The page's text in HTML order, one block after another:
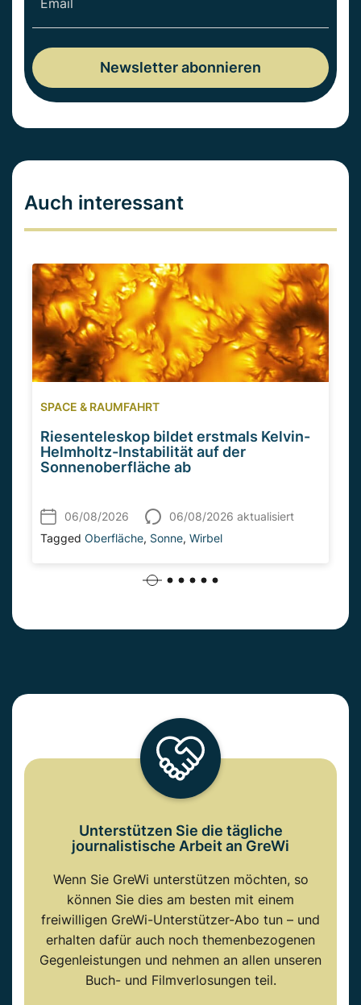
Auch interessant
SPACE & RAUMFAHRT
Riesenteleskop bildet erstmals Kelvin-
Helmholtz-Instabilität auf der
Sonnenoberfläche ab
06/08/2026
06/08/2026 aktualisiert
Tagged Oberfläche, Sonne, Wirbel
Unterstützen Sie die tägliche
journalistische Arbeit an GreWi
Wenn Sie GreWi unterstützen möchten, so
können Sie dies am besten mit einem
freiwilligen GreWi-Unterstützer-Abo tun – und
erhalten dafür auch noch themenbezogenen
Gegenleistungen und nehmen an allen unseren
Buch- und Filmverlosungen teil.